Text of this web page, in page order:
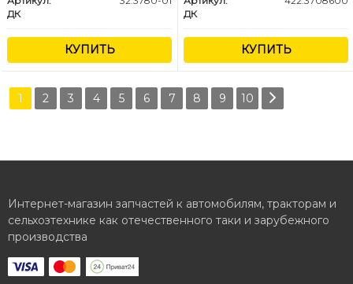
ДК
КУПИТЬ
ДК
КУПИТЬ
1 2 3 4 5 6 7 8 9 10
Интернет-магазин запчастей к автомобилям, тракторам и
сельхозтехнике как отечественного таки и зарубежного
производства